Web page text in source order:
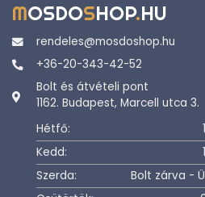
MOSDOSHOP.HU
rendeles@mosdoshop.hu
+36-20-343-42-52
Bolt és átvételi pont
1162. Budapest, Marcell utca 3.
Hétfő:
Kedd:
Szerda:
Bolt zárva -